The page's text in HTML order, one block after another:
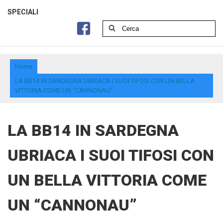
SPECIALI
Home
LA BB14 IN SARDEGNA UBRIACA I SUOI TIFOSI CON UN BELLA
VITTORIA COME UN “CANNONAU”
LA BB14 IN SARDEGNA
UBRIACA I SUOI TIFOSI CON
UN BELLA VITTORIA COME
UN “CANNONAU”